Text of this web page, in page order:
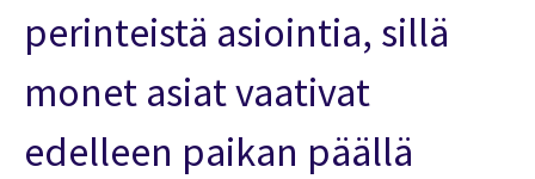
perinteistä asiointia, sillä
monet asiat vaativat
edelleen paikan päällä